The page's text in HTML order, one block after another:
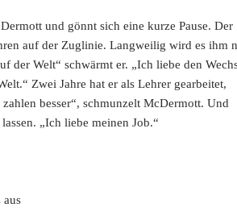
und gönnt sich eine kurze Pause. Der
auf der Zuglinie. Langweilig wird es ihm
der Welt“ schwärmt er. „Ich liebe den
Zwei Jahre hat er als Lehrer gearbeitet,
besser“, schmunzelt McDermott. Und
„Ich liebe meinen Job.“
aus